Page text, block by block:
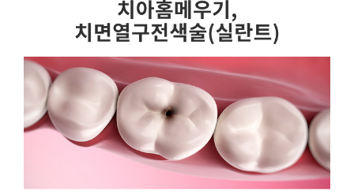
불소도포 치면열구전색술